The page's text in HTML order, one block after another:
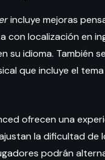
incluye mejoras
localización en
su idioma. También
que incluye el
ofrecen una
la dificultad
podrán